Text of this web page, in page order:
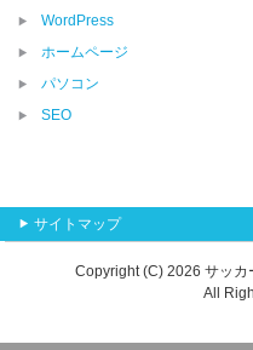
WordPress
ホームページ
パソコン
SEO
サイトマップ
Copyright (C) 2026 サッ
All